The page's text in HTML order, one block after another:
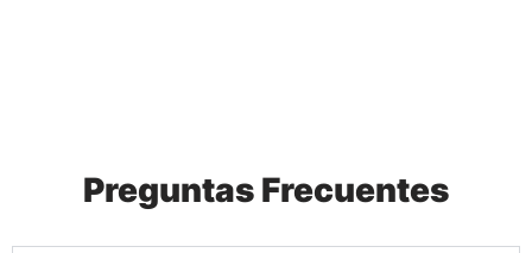
Preguntas Frecuentes